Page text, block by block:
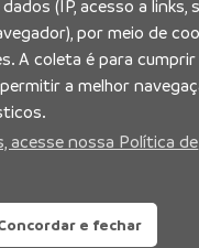
nossas redes
(IP, acesso a links,
por meio de
A coleta é para cumprir
a melhor
acesse nossa Política de
e fechar